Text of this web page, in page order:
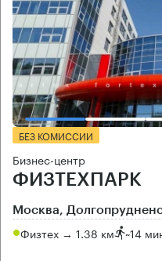
БЕЗ КОМИССИИ
Бизнес-центр
ФИЗТЕХПАРК
Москва,
Физтех → 1.38 км ~14